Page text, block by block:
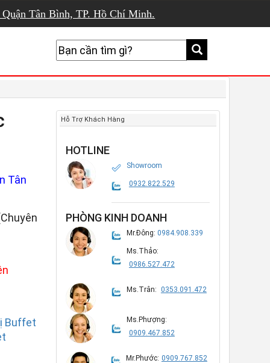
Tân Bình, TP. Hồ Chí Minh.
Tân
Buffet
Hỗ Trợ Khách Hàng
HOTLINE
Showroom
0932.822.529
PHÒNG KINH DOANH
Mr.Đông: 0984.908.339
Ms.Thảo:
0986.527.472
Ms.Trân: 0353.091.472
Ms.Phượng:
0909.467.852
Mr.Phước: 0909.767.852